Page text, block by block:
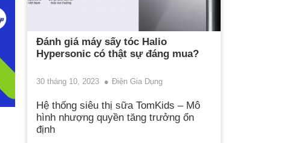
Đánh giá máy sấy tóc Halio
Hypersonic có thật sự đáng mua?
30 tháng 10, 2023 Điện Gia Dụng
Hệ thống siêu thị sữa TomKids – Mô
hình nhượng quyền tăng trưởng ổn
định